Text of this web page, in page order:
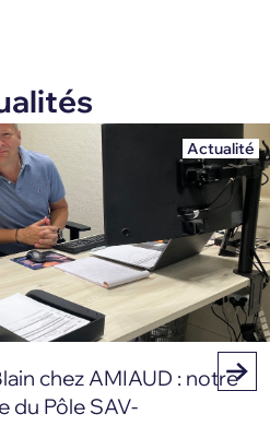
Actualité
chez AMIAUD : notre
du Pôle SAV-